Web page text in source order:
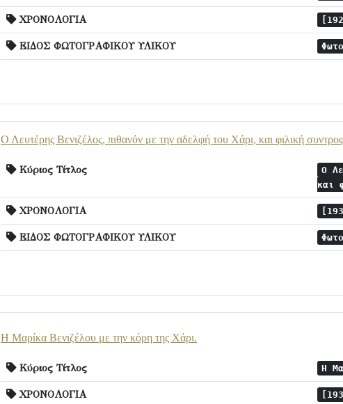
ΧΡΟΝΟΛΟΓΙΑ
ΕΙΔΟΣ ΦΩΤΟΓΡΑΦΙΚΟΥ ΥΛΙΚΟΥ
Ο Λευτέρης Βενιζέλος, πιθανόν με την αδελφή του Χάρι, και φιλική
Κύριος Τίτλος
Ο
και
ΧΡΟΝΟΛΟΓΙΑ
ΕΙΔΟΣ ΦΩΤΟΓΡΑΦΙΚΟΥ ΥΛΙΚΟΥ
Η Μαρίκα Βενιζέλου με την κόρη της Χάρι.
Κύριος Τίτλος Η
ΧΡΟΝΟΛΟΓΙΑ